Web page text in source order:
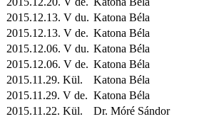
2015.12.13. V du. Katona Béla
2015.12.13. V de. Katona Béla
2015.12.06. V du. Katona Béla
2015.12.06. V de. Katona Béla
2015.11.29. Kül. Katona Béla
2015.11.29. V de. Katona Béla
2015.11.22. Kül. Dr. Móré Sándor